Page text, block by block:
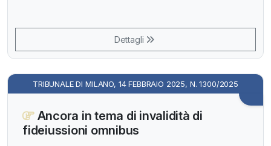
Dettagli
TRIBUNALE DI MILANO, 14 FEBBRAIO 2025, N. 1300/2025
Ancora in tema di invalidità di
fideiussioni omnibus